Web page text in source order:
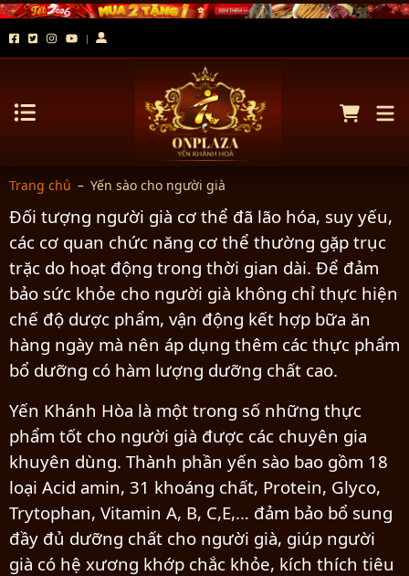
Trang chủ – Yến sào cho người già
Đối tượng người già cơ thể đã lão hóa, suy yếu,
các cơ quan chức năng cơ thể thường gặp trục
trặc do hoạt động trong thời gian dài. Để đảm
bảo sức khỏe cho người già không chỉ thực hiện
chế độ dược phẩm, vận động kết hợp bữa ăn
hàng ngày mà nên áp dụng thêm các thực phẩm
bổ dưỡng có hàm lượng dưỡng chất cao.
Yến Khánh Hòa là một trong số những thực
phẩm tốt cho người già được các chuyên gia
khuyên dùng. Thành phần yến sào bao gồm 18
loại Acid amin, 31 khoáng chất, Protein, Glyco,
Trytophan, Vitamin A, B, C,E,… đảm bảo bổ sung
đầy đủ dưỡng chất cho người già, giúp người
già có hệ xương khớp chắc khỏe, kích thích tiêu